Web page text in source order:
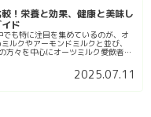
！栄養と効果、健康と美味し
ド
も特に注目を集めているのが、オ
ルクやアーモンドミルクと並び、
方々を中心にオーツミルク愛飲者が
2025.07.11